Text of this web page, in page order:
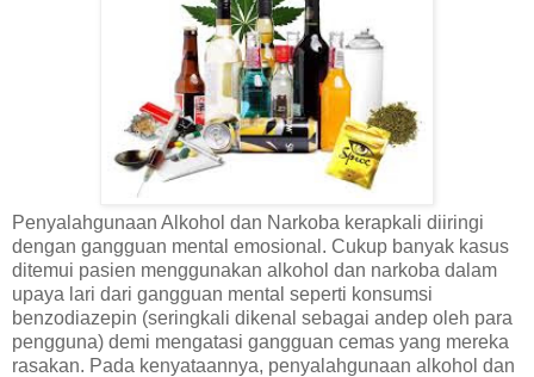
Penyalahgunaan Alkohol dan Narkoba kerapkali diiringi
dengan gangguan mental emosional. Cukup banyak kasus
ditemui pasien menggunakan alkohol dan narkoba dalam
upaya lari dari gangguan mental seperti konsumsi
benzodiazepin (seringkali dikenal sebagai andep oleh para
pengguna) demi mengatasi gangguan cemas yang mereka
rasakan. Pada kenyataannya, penyalahgunaan alkohol dan